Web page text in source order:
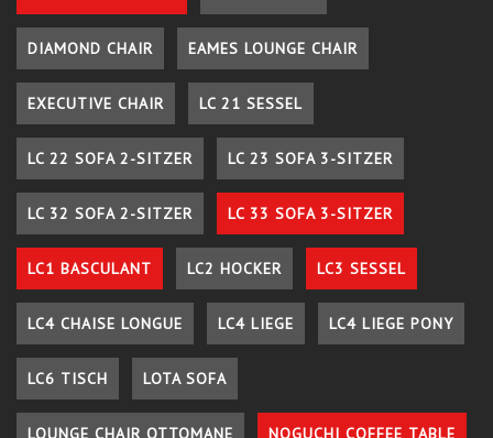
DIAMOND CHAIR EAMES LOUNGE CHAIR
EXECUTIVE CHAIR LC 21 SESSEL
LC 22 SOFA 2-SITZER LC 23 SOFA 3-SITZER
LC 32 SOFA 2-SITZER LC 33 SOFA 3-SITZER
LC1 BASCULANT LC2 HOCKER LC3 SESSEL
LC4 CHAISE LONGUE LC4 LIEGE LC4 LIEGE PONY
LC6 TISCH LOTA SOFA
LOUNGE CHAIR OTTOMANE NOGUCHI COFFEE TABLE